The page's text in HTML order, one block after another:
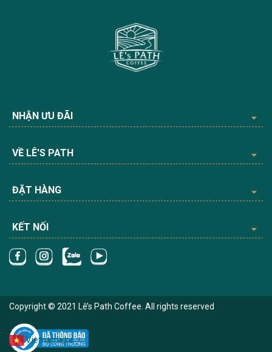
NHẬN ƯU ĐÃI
VỀ LÊ'S PATH
ĐẶT HÀNG
KẾT NỐI
Copyright © 2021 Lê’s Path Coffee. All rights reserved
Vietnamese ▼